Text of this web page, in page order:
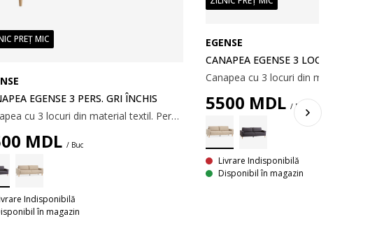
PREȚ MIC
EGENSE 3 PERS. GRI ÎNCHIS
Canapea cu 3 locuri din material textil. Perne din spumă. Picioare din lemn masiv. 200x80x80 cm
MDL / Buc
Indisponibilă
în magazin
EGENSE
CANAPEA EGENSE 3 LOCURI NISIPIE
5500 MDL / Buc
Livrare Indisponibilă
Disponibil în magazin